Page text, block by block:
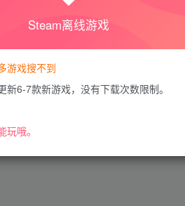
Steam离线游戏
游戏搜不到
6-7款新游戏，没有下载次数限制。
哦。